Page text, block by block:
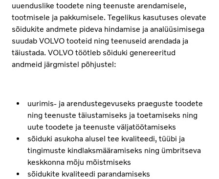
uuenduslike toodete ning teenuste arendamisele,
tootmisele ja pakkumisele. Tegelikus kasutuses olevate
sõidukite andmete pideva hindamise ja analüüsimisega
suudab VOLVO tooteid ning teenuseid arendada ja
täiustada. VOLVO töötleb sõiduki genereeritud
andmeid järgmistel põhjustel:
uurimis- ja arendustegevuseks praeguste toodete
ning teenuste täiustamiseks ja toetamiseks ning
uute toodete ja teenuste väljatöötamiseks
sõiduki asukoha alusel tee kvaliteedi, tüübi ja
tingimuste kindlaksmääramiseks ning ümbritseva
keskkonna mõju mõistmiseks
sõidukite kvaliteedi parandamiseks